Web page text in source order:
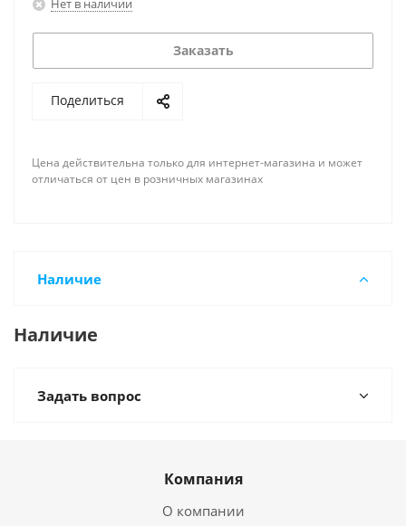
Нет в наличии
Заказать
Поделиться
Цена действительна только для интернет-магазина и может
отличаться от цен в розничных магазинах
Наличие
Наличие
Задать вопрос
Компания
О компании